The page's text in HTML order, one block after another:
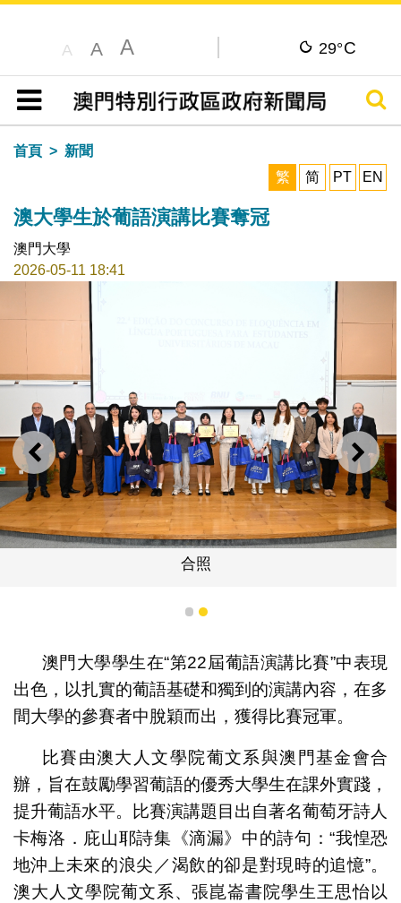
A A A 29°C
目錄
搜尋
首頁
新聞
繁
简 PT EN
澳大學生於葡語演講比賽奪冠
澳門大學
2026-05-11 18:41
上一則 下一
合照
1 2
澳門大學學生在“第22屆葡語演講比賽”中表現
出色，以扎實的葡語基礎和獨到的演講內容，在多
間大學的參賽者中脫穎而出，獲得比賽冠軍。
比賽由澳大人文學院葡文系與澳門基金會合
辦，旨在鼓勵學習葡語的優秀大學生在課外實踐，
提升葡語水平。比賽演講題目出自著名葡萄牙詩人
卡梅洛．庇山耶詩集《滴漏》中的詩句：“我惶恐
地沖上未來的浪尖／渴飲的卻是對現時的追憶”。
澳大人文學院葡文系、張崑崙書院學生王思怡以